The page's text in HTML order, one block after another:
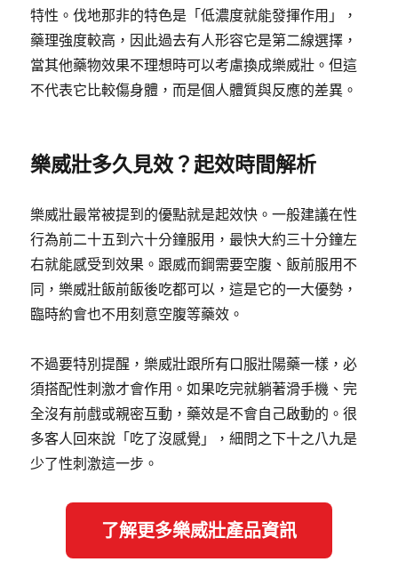
特性。伐地那非的特色是「低濃度就能發揮作用」，
藥理強度較高，因此過去有人形容它是第二線選擇，
當其他藥物效果不理想時可以考慮換成樂威壯。但這
不代表它比較傷身體，而是個人體質與反應的差異。
樂威壯多久見效？起效時間解析
樂威壯最常被提到的優點就是起效快。一般建議在性
行為前二十五到六十分鐘服用，最快大約三十分鐘左
右就能感受到效果。跟威而鋼需要空腹、飯前服用不
同，樂威壯飯前飯後吃都可以，這是它的一大優勢，
臨時約會也不用刻意空腹等藥效。
不過要特別提醒，樂威壯跟所有口服壯陽藥一樣，必
須搭配性刺激才會作用。如果吃完就躺著滑手機、完
全沒有前戲或親密互動，藥效是不會自己啟動的。很
多客人回來說「吃了沒感覺」，細問之下十之八九是
少了性刺激這一步。
了解更多樂威壯產品資訊